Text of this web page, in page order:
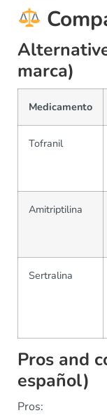
marca)
Medicamento
Tofranil
Amitriptilina
Sertralina
Pros and
español)
Pros: